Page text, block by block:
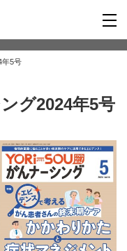
年5号
グ2024年5号